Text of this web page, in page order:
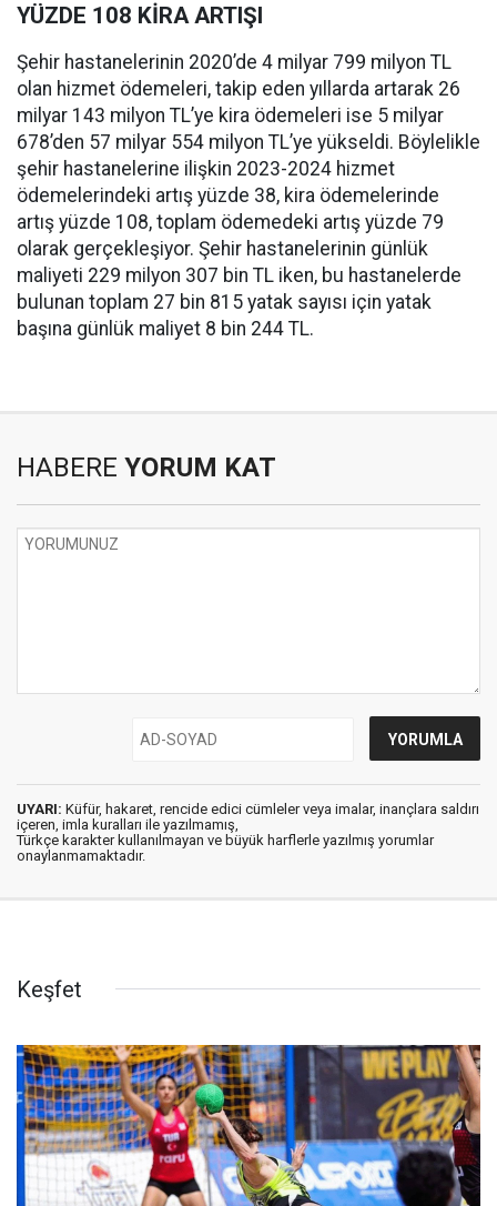
YÜZDE 108 KİRA ARTIŞI
Şehir hastanelerinin 2020’de 4 milyar 799 milyon TL
olan hizmet ödemeleri, takip eden yıllarda artarak 26
milyar 143 milyon TL’ye kira ödemeleri ise 5 milyar
678’den 57 milyar 554 milyon TL’ye yükseldi. Böylelikle
şehir hastanelerine ilişkin 2023-2024 hizmet
ödemelerindeki artış yüzde 38, kira ödemelerinde
artış yüzde 108, toplam ödemedeki artış yüzde 79
olarak gerçekleşiyor. Şehir hastanelerinin günlük
maliyeti 229 milyon 307 bin TL iken, bu hastanelerde
bulunan toplam 27 bin 815 yatak sayısı için yatak
başına günlük maliyet 8 bin 244 TL.
HABERE YORUM KAT
UYARI: Küfür, hakaret, rencide edici cümleler veya imalar, inançlara saldırı
içeren, imla kuralları ile yazılmamış,
Türkçe karakter kullanılmayan ve büyük harflerle yazılmış yorumlar
onaylanmamaktadır.
Keşfet